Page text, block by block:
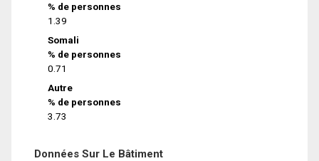
% de personnes
1.39
Somali
% de personnes
0.71
Autre
% de personnes
3.73
Données Sur Le Bâtiment